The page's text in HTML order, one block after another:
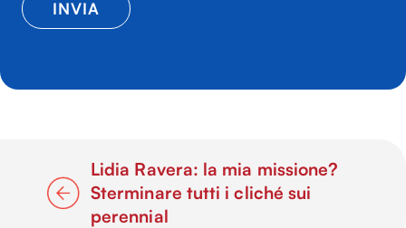
Lidia Ravera: la mia missione?
Sterminare tutti i cliché sui
perennial